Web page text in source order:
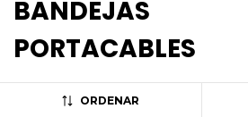
BANDEJAS
PORTACABLES
ORDENAR